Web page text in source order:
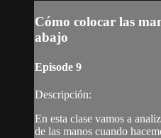
Cómo colocar las
abajo
Episode 9
Descripción:
En esta clase vamos a
de las manos cuando